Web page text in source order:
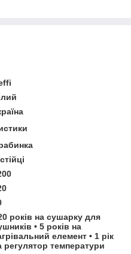
років на сушарку для
• 5 років на
елемент • 1 рік
регулятор температури